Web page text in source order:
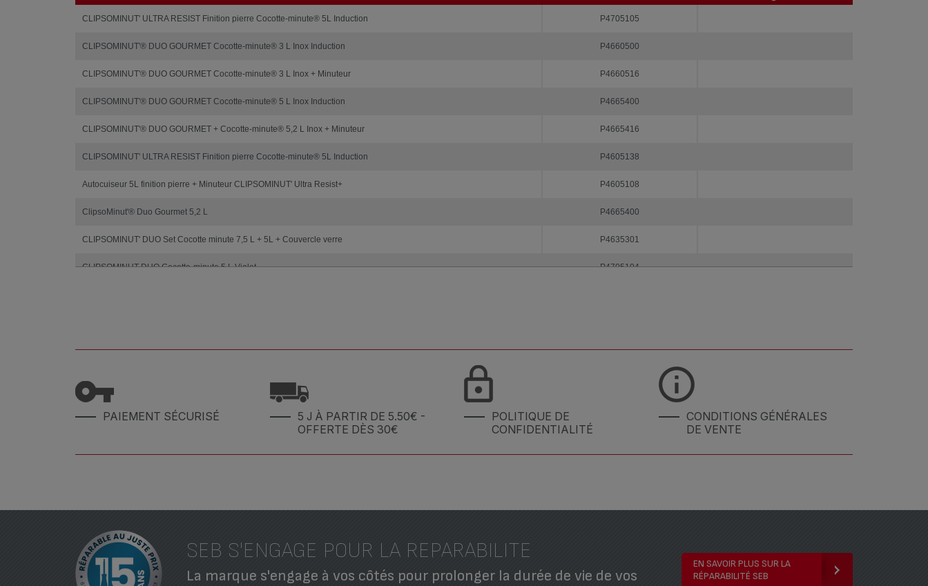
CLIPSOMINUT' ULTRA RESIST Finition pierre Cocotte-minute® 5L Induction P4705105
CLIPSOMINUT'® DUO GOURMET Cocotte-minute® 3 L Inox Induction P4660500
CLIPSOMINUT'® DUO GOURMET Cocotte-minute® 3 L Inox + Minuteur P4660516
CLIPSOMINUT'® DUO GOURMET Cocotte-minute® 5 L Inox Induction P4665400
CLIPSOMINUT'® DUO GOURMET + Cocotte-minute® 5,2 L Inox + Minuteur P4665416
CLIPSOMINUT' ULTRA RESIST Finition pierre Cocotte-minute® 5L Induction P4605138
Autocuiseur 5L finition pierre + Minuteur CLIPSOMINUT' Ultra Resist+ P4605108
ClipsoMinut'® Duo Gourmet 5,2 L P4665400
CLIPSOMINUT' DUO Set Cocotte minute 7,5 L + 5L + Couvercle verre P4635301
CLIPSOMINUT DUO Cocotte-minute 5 L Violet P4705104
PAIEMENT SÉCURISÉ
5 J À PARTIR DE 5.50€ -
OFFERTE DÈS 30€
POLITIQUE DE
CONFIDENTIALITÉ
CONDITIONS GÉNÉRALES
DE VENTE
SEB S'ENGAGE POUR LA REPARABILITE
La marque s'engage à vos côtés pour prolonger la durée de vie de vos
EN SAVOIR PLUS SUR LA
RÉPARABILITÉ SEB